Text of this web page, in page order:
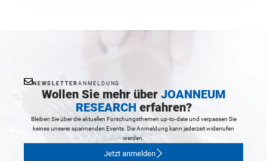
NEWSLETTER ANMELDUNG
Wollen Sie mehr über JOANNEUM
RESEARCH erfahren?
Bleiben Sie über die aktuellen Forschungsthemen up-to-date und verpassen Sie
keines unserer spannenden Events. Die Anmeldung kann jederzeit widerrufen
werden.
Jetzt anmelden